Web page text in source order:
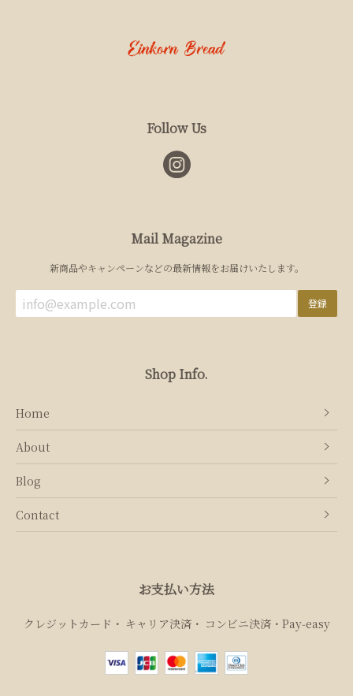
Follow Us
Mail Magazine
新商品やキャンペーンなどの最新情報をお届けいたします。
登録
Shop Info.
Home
About
Blog
Contact
お支払い方法
クレジットカード キャリア決済 コンビニ決済・Pay‑easy